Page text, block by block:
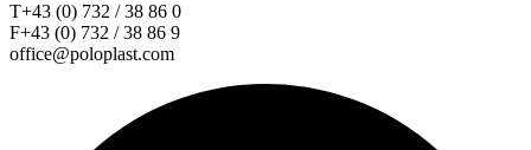
T+43 (0) 732 / 38 86 0
F+43 (0) 732 / 38 86 9
office@poloplast.com